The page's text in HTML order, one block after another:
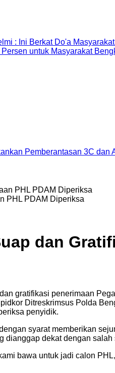
: Ini Berkat Do'a
untuk Masyarakat
Pemberantasan 3C dan
PHL PDAM Diperiksa
dan
gratifikasi penerimaan
Ditreskrimsus Polda
penyidik.
syarat memberikan
dekat dengan
bawa untuk jadi calon